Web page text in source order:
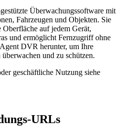
Überwachungssoftware mit
Fahrzeugen und Objekten. Sie
auf jedem Gerät,
und ermöglicht Fernzugriff ohne
DVR herunter, um Ihre
und zu schützen.
geschäftliche Nutzung siehe
URLs